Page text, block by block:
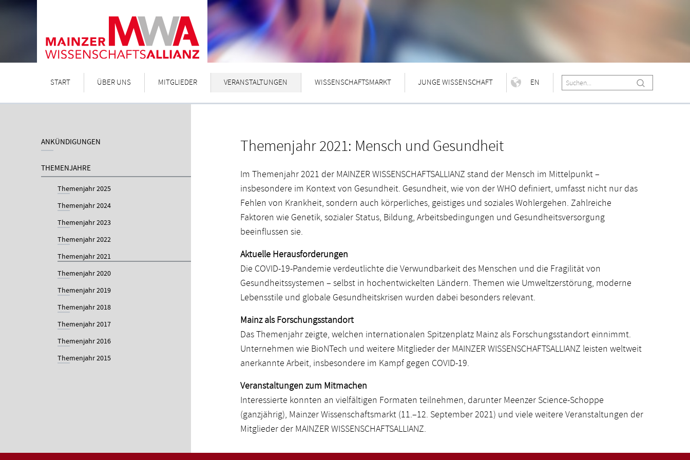
START ÜBER UNS MITGLIEDER VERANSTALTUNGEN WISSENSCHAFTSMARKT JUNGE WISSENSCHAFT EN
ANKÜNDIGUNGEN
THEMENJAHRE
Themenjahr 2025
Themenjahr 2024
Themenjahr 2023
Themenjahr 2022
Themenjahr 2021
Themenjahr 2020
Themenjahr 2019
Themenjahr 2018
Themenjahr 2017
Themenjahr 2016
Themenjahr 2015
Themenjahr 2021: Mensch und Gesundheit
Im Themenjahr 2021 der MAINZER WISSENSCHAFTSALLIANZ stand der Mensch im Mittelpunkt –
insbesondere im Kontext von Gesundheit. Gesundheit, wie von der WHO definiert, umfasst nicht nur das
Fehlen von Krankheit, sondern auch körperliches, geistiges und soziales Wohlergehen. Zahlreiche
Faktoren wie Genetik, sozialer Status, Bildung, Arbeitsbedingungen und Gesundheitsversorgung
beeinflussen sie.
Aktuelle Herausforderungen
Die COVID-19-Pandemie verdeutlichte die Verwundbarkeit des Menschen und die Fragilität von
Gesundheitssystemen – selbst in hochentwickelten Ländern. Themen wie Umweltzerstörung, moderne
Lebensstile und globale Gesundheitskrisen wurden dabei besonders relevant.
Mainz als Forschungsstandort
Das Themenjahr zeigte, welchen internationalen Spitzenplatz Mainz als Forschungsstandort einnimmt.
Unternehmen wie BioNTech und weitere Mitglieder der MAINZER WISSENSCHAFTSALLIANZ leisten weltweit
anerkannte Arbeit, insbesondere im Kampf gegen COVID-19.
Veranstaltungen zum Mitmachen
Interessierte konnten an vielfältigen Formaten teilnehmen, darunter Meenzer Science-Schoppe
(ganzjährig), Mainzer Wissenschaftsmarkt (11.–12. September 2021) und viele weitere Veranstaltungen der
Mitglieder der MAINZER WISSENSCHAFTSALLIANZ.